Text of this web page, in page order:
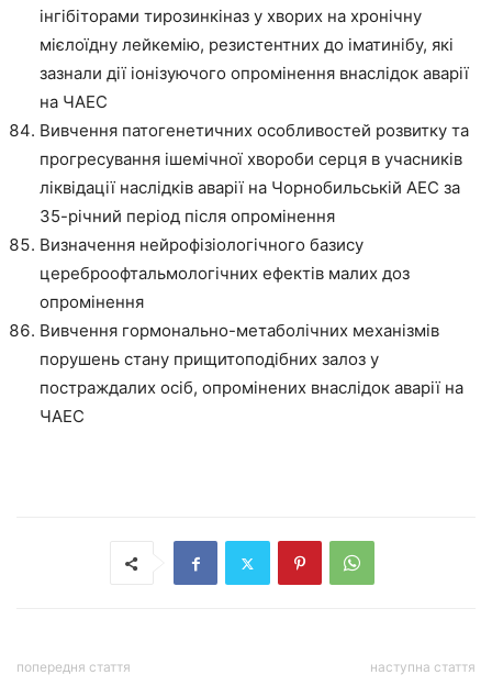
інгібіторами тирозинкіназ у хворих на хронічну
мієлоїдну лейкемію, резистентних до іматинібу, які
зазнали дії іонізуючого опромінення внаслідок аварії
на ЧАЕС
Вивчення патогенетичних особливостей розвитку та
прогресування ішемічної хвороби серця в учасників
ліквідації наслідків аварії на Чорнобильській АЕС за
35-річний період після опромінення
Визначення нейрофізіологічного базису
цереброофтальмологічних ефектів малих доз
опромінення
Вивчення гормонально-метаболічних механізмів
порушень стану прищитоподібних залоз у
постраждалих осіб, опромінених внаслідок аварії на
ЧАЕС
попередня стаття наступна стаття